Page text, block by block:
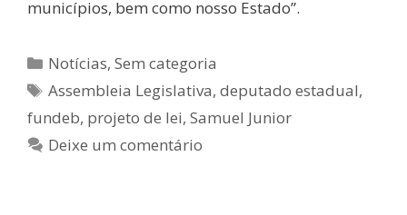
municípios, bem como nosso Estado”.
Notícias,Sem categoria
Assembleia Legislativa,deputado estadual,
fundeb, projeto de lei, Samuel Junior
Deixe um comentário